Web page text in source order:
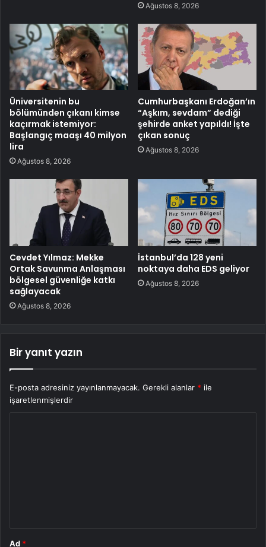
Ağustos 8, 2026
Üniversitenin bu
bölümünden çıkanı kimse
kaçırmak istemiyor:
Başlangıç maaşı 40 milyon
lira
Ağustos 8, 2026
Cumhurbaşkanı Erdoğan’ın
“Aşkım, sevdam” dediği
şehirde anket yapıldı! İşte
çıkan sonuç
Ağustos 8, 2026
Cevdet Yılmaz: Mekke
Ortak Savunma Anlaşması
bölgesel güvenliğe katkı
sağlayacak
Ağustos 8, 2026
İstanbul’da 128 yeni
noktaya daha EDS geliyor
Ağustos 8, 2026
Bir yanıt yazın
E-posta adresiniz yayınlanmayacak. Gerekli alanlar * ile
işaretlenmişlerdir
Ad *